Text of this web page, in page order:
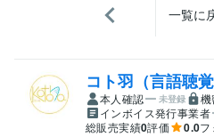
一覧に
コト羽（言語聴覚
本人確認 未登録
インボイス発行事業者
総販売実績0評価 0.0フ